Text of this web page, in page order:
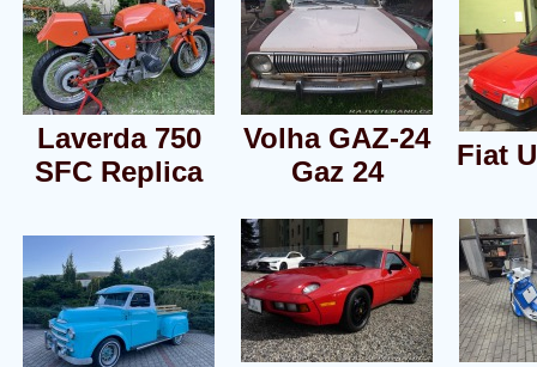
Laverda 750
SFC Replica
Volha GAZ-24
Gaz 24
Fiat